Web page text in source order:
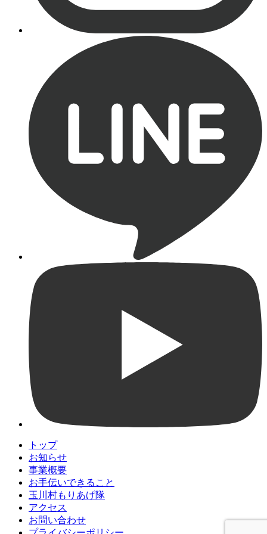
トップ
お知らせ
事業概要
お手伝いできること
玉川村もりあげ隊
アクセス
お問い合わせ